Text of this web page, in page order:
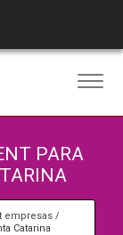
PARA
empresas
Catarina